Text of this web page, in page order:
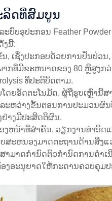
ດທີ່ສົມບູນ
ບອຸປະກອນ Feather Powder
ງນີ້:
, ເຊິ່ງປະກອບດ້ວຍການປັ່ນປ່ວ
ກທີ່ມີຂະຫນາດຂອງ 80 ຫຼືສູງກ
ທີ່ປະຕິບັດຕາມ.
ດຍອັດຕະໂນມັດ. ຜູ້ຖືຮູບເຫຼົ່ານີ້ສ
ະຫວ່າງຂັ້ນຕອນການປະມວນຜົ
ຢ່າງມີປະສິດຕິຜົນ.
ຫນ້າທີ່ສໍາຄັນ. ວຽກງານທໍາອິດ
ສະຫນອງມາດຕະຖານດ້ານສິ່ງແ
ມາດກໍານົດຕົວກໍານົດການດໍາເ
ອະນຸຍາດໃຫ້ກະດານຄວບຄຸມປ